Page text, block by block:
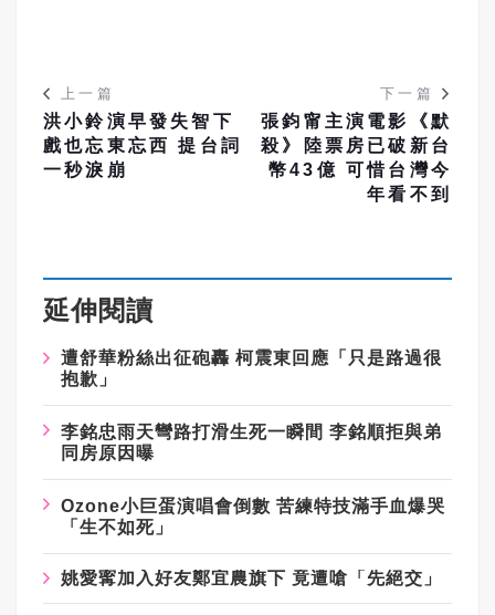
上一篇
洪小鈴演早發失智下
戲也忘東忘西 提台詞
一秒淚崩
下一篇
張鈞甯主演電影《默
殺》陸票房已破新台
幣43億 可惜台灣今
年看不到
延伸閱讀
遭舒華粉絲出征砲轟 柯震東回應「只是路過很
抱歉」
李銘忠雨天彎路打滑生死一瞬間 李銘順拒與弟
同房原因曝
Ozone小巨蛋演唱會倒數 苦練特技滿手血爆哭
「生不如死」
姚愛寗加入好友鄭宜農旗下 竟遭嗆「先絕交」